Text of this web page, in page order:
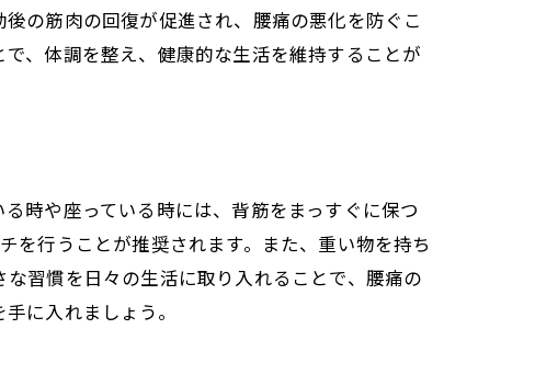
の筋肉の回復が促進され、腰痛の悪化を防ぐこ
、体調を整え、健康的な生活を維持することが
時や座っている時には、背筋をまっすぐに保つ
を行うことが推奨されます。また、重い物を持ち
習慣を日々の生活に取り入れることで、腰痛の
に入れましょう。